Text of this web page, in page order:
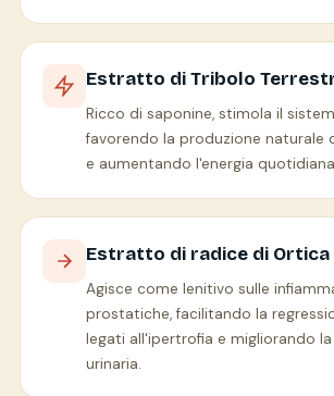
Estratto di Tribolo
Ricco di saponine, stimola il
favorendo la produzione naturale
e aumentando l'energia
Estratto di radice di Ortica
Agisce come lenitivo sulle
prostatiche, facilitando la
legati all'ipertrofia e migliorando la
urinaria.